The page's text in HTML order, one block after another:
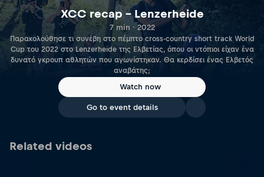
XCC recap – Lenzerheide
7 min · 2022
Παρακολούθησε τι συνέβη στο πέμπτο cross-country short track World
Cup του 2022 στο Lenzerheide της Ελβετίας, όπου οι ντόπιοι είχαν ένα
δυνατό γκρουπ αθλητών που αγωνίστηκαν. Θα κερδίσει ένας Ελβετός
αναβάτης;
Watch now
Go to event details
Related videos